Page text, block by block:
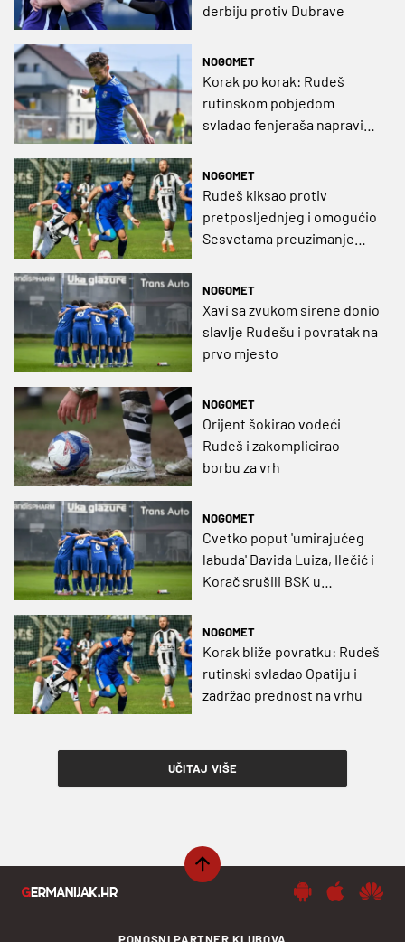
derbiju protiv Dubrave
NOGOMET
Korak po korak: Rudeš
rutinskom pobjedom
svladao fenjeraša napravio
NOGOMET
Rudeš kiksao protiv
pretposljednjeg i omogućio
Sesvetama preuzimanje
NOGOMET
Xavi sa zvukom sirene donio
slavlje Rudešu i povratak na
prvo mjesto
NOGOMET
Orijent šokirao vodeći
Rudeš i zakomplicirao
borbu za vrh
NOGOMET
Cvetko poput 'umirajućeg
labuda' Davida Luiza, Ilečić i
Korač srušili BSK u
NOGOMET
Korak bliže povratku: Rudeš
rutinski svladao Opatiju i
zadržao prednost na vrhu
UČITAJ VIŠE